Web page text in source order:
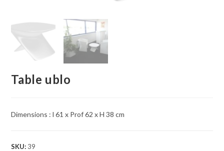
Table ublo
Dimensions :l 61 x Prof 62 x H 38 cm
SKU: 39